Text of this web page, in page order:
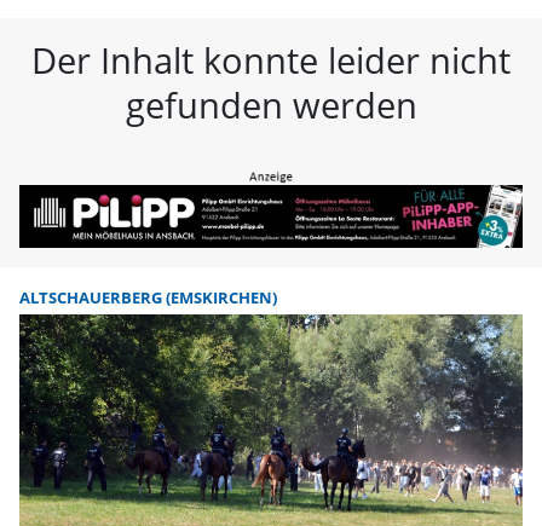
Der Inhalt konnte leider nicht
gefunden werden
ALTSCHAUERBERG (EMSKIRCHEN)